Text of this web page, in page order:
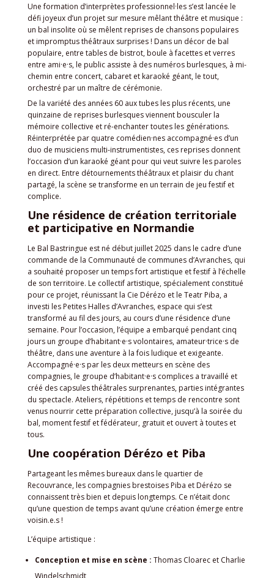
Une formation d’interprètes professionnel·les s’est lancée le
défi joyeux d’un projet sur mesure mêlant théâtre et musique :
un bal insolite où se mêlent reprises de chansons populaires
et impromptus théâtraux surprises ! Dans un décor de bal
populaire, entre tables de bistrot, boule à facettes et verres
entre ami·e·s, le public assiste à des numéros burlesques, à mi-
chemin entre concert, cabaret et karaoké géant, le tout,
orchestré par un maître de cérémonie.
De la variété des années 60 aux tubes les plus récents, une
quinzaine de reprises burlesques viennent bousculer la
mémoire collective et ré-enchanter toutes les générations.
Réinterprétée par quatre comédien·nes accompagné·es d’un
duo de musiciens multi-instrumentistes, ces reprises donnent
l’occasion d’un karaoké géant pour qui veut suivre les paroles
en direct. Entre détournements théâtraux et plaisir du chant
partagé, la scène se transforme en un terrain de jeu festif et
complice.
Une résidence de création territoriale
et participative en Normandie
Le Bal Bastringue est né début juillet 2025 dans le cadre d’une
commande de la Communauté de communes d’Avranches, qui
a souhaité proposer un temps fort artistique et festif à l’échelle
de son territoire. Le collectif artistique, spécialement constitué
pour ce projet, réunissant la Cie Dérézo et le Teatr Piba, a
investi les Petites Halles d’Avranches, espace qui s’est
transformé au fil des jours, au cours d’une résidence d’une
semaine. Pour l’occasion, l’équipe a embarqué pendant cinq
jours un groupe d’habitant·e·s volontaires, amateur·trice·s de
théâtre, dans une aventure à la fois ludique et exigeante.
Accompagné·e·s par les deux metteurs en scène des
compagnies, le groupe d’habitant·e·s complices a travaillé et
créé des capsules théâtrales surprenantes, parties intégrantes
du spectacle. Ateliers, répétitions et temps de rencontre sont
venus nourrir cette préparation collective, jusqu’à la soirée du
bal, moment festif et fédérateur, gratuit et ouvert à toutes et
tous.
Une coopération Dérézo et Piba
Partageant les mêmes bureaux dans le quartier de
Recouvrance, les compagnies brestoises Piba et Dérézo se
connaissent très bien et depuis longtemps. Ce n’était donc
qu’une question de temps avant qu’une création émerge entre
voisin.e.s !
L’équipe artistique :
Conception et mise en scène : Thomas Cloarec et Charlie
Windelschmidt